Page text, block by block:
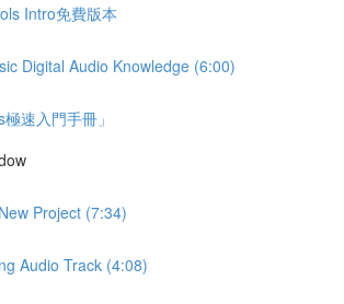
Intro免費版本
Digital Audio Knowledge (6:00)
速入門手冊」
Project (7:34)
Audio Track (4:08)